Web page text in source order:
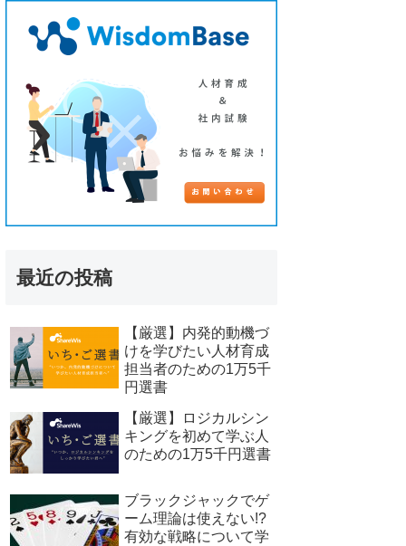
最近の投稿
【厳選】内発的動機づ
けを学びたい人材育成
担当者のための1万5千
円選書
【厳選】ロジカルシン
キングを初めて学ぶ人
のための1万5千円選書
ブラックジャックでゲ
ーム理論は使えない!?
有効な戦略について学